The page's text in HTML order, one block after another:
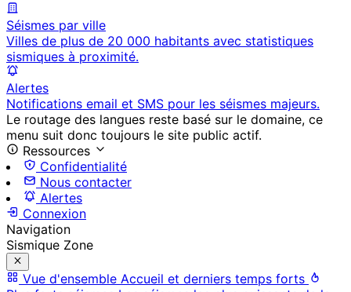
Séismes par ville
Villes de plus de 20 000 habitants avec statistiques
sismiques à proximité.
Alertes
Notifications email et SMS pour les séismes majeurs.
Le routage des langues reste basé sur le domaine, ce
menu suit donc toujours le site public actif.
Ressources
Confidentialité
Nous contacter
Alertes
Connexion
Navigation
Sismique Zone
Vue d'ensemble Accueil et derniers temps forts